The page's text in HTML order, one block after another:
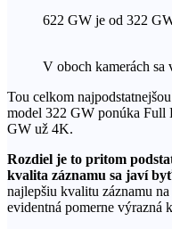
622 GW je od 322
V oboch kamerách
Tou celkom
model 322 GW ponúka Full
GW už 4K.
Rozdiel je to pritom
kvalita záznamu sa javí
najlepšiu kvalitu záznamu
evidentná pomerne výrazná